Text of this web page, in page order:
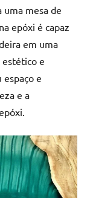
uma mesa de
epóxi é capaz
em uma
e
e
e a